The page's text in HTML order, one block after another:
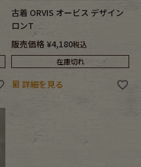
古着 ORVIS オービス デザイン
ロンT
販売価格 ¥4,180税込
在庫切れ
詳細を見る